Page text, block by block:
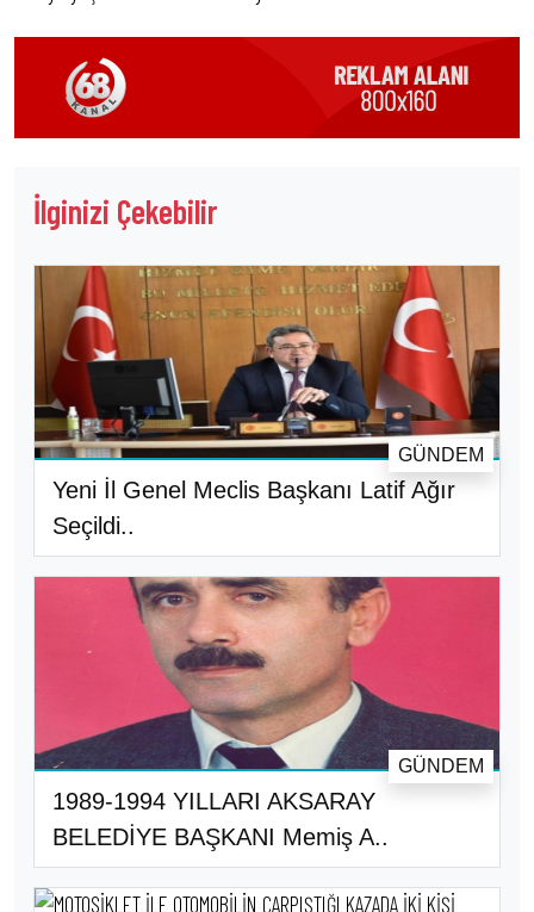
İlginizi Çekebilir
Yeni İl Genel Meclis Başkanı Latif Ağır
Seçildi..
GÜNDEM
1989-1994 YILLARI AKSARAY
BELEDİYE BAŞKANI Memiş A..
GÜNDEM